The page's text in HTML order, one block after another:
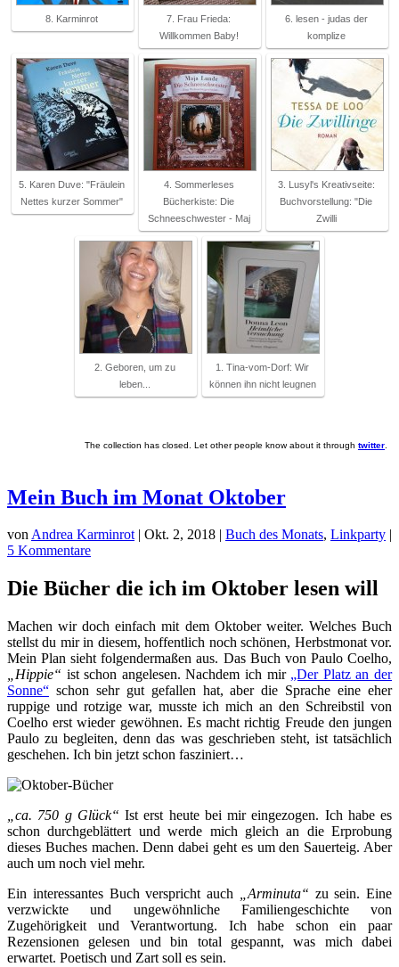
8. Karminrot
7. Frau Frieda:
Willkommen Baby!
6. lesen - judas der
komplize
5. Karen Duve: "Fräulein
Nettes kurzer Sommer"
4. Sommerleses
Bücherkiste: Die
Schneeschwester - Maj
3. Lusyl's Kreativseite:
Buchvorstellung: "Die
Zwilli
2. Geboren, um zu
leben...
1. Tina-vom-Dorf: Wir
können ihn nicht leugnen
The collection has closed. Let other people know about it through twitter
Mein Buch im Monat Oktober
vonAndrea Karminrot| Okt. 2, 2018 Buch des Monats, Linkparty
5 Kommentare
Die Bücher die ich im Oktober lesen will
Machen wir doch einfach mit dem Oktober weiter. Welches Buch
stellst du mir in diesem, hoffentlich noch schönen, Herbstmonat vor.
Mein Plan sieht folgendermaßen aus. Das Buch von Paulo Coelho,
„Hippie“ ist schon angelesen. Nachdem ich mir „Der Platz an der
Sonne“ schon sehr gut gefallen hat, aber die Sprache eine eher
ruppige und rotzige war, musste ich mich an den Schreibstil von
Coelho erst wieder gewöhnen. Es macht richtig Freude den jungen
Paulo zu begleiten, denn das was geschrieben steht, ist tatsächlich
geschehen. Ich bin jetzt schon fasziniert…
„ca. 750 g Glück“ Ist erst heute bei mir eingezogen. Ich habe es
schon durchgeblättert und werde mich gleich an die Erprobung
dieses Buches machen. Denn dabei geht es um den Sauerteig. Aber
auch um noch viel mehr.
Ein interessantes Buch verspricht auch
„Arminuta“ zu sein. Eine
verzwickte und ungewöhnliche Familiengeschichte von
Zugehörigkeit und Verantwortung. Ich habe schon ein paar
Rezensionen gelesen und bin total gespannt, was mich dabei
erwartet. Poetisch und Zart soll es sein.